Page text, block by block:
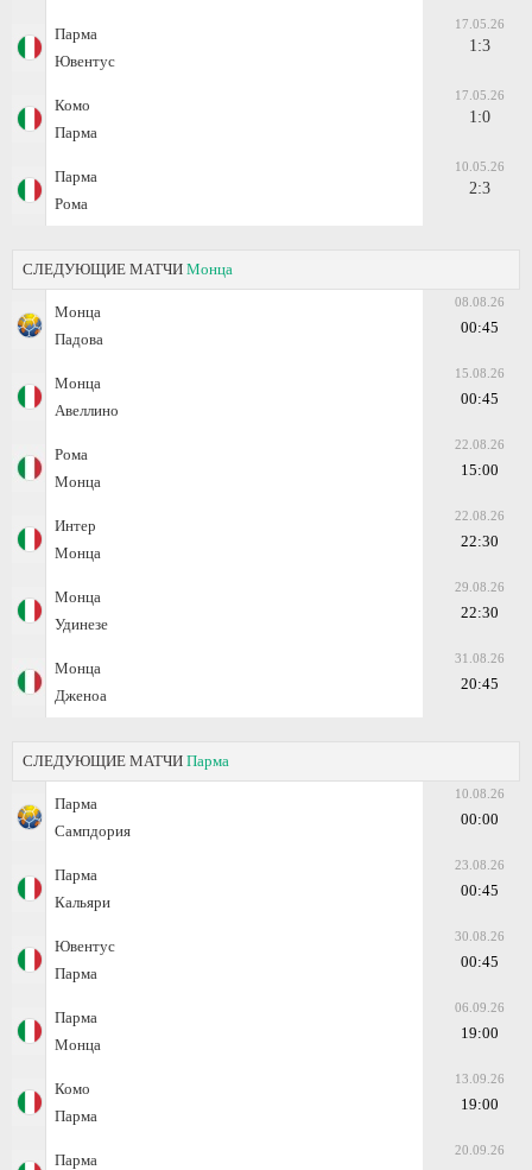
Парма
Ювентус
17.05.26
1:3
Комо
Парма
17.05.26
1:0
Парма
Рома
10.05.26
2:3
СЛЕДУЮЩИЕ МАТЧИ Монца
Монца
Падова
08.08.26
00:45
Монца
Авеллино
15.08.26
00:45
Рома
Монца
22.08.26
15:00
Интер
Монца
22.08.26
22:30
Монца
Удинезе
29.08.26
22:30
Монца
Дженоа
31.08.26
20:45
СЛЕДУЮЩИЕ МАТЧИ Парма
Парма
Сампдория
10.08.26
00:00
Парма
Кальяри
23.08.26
00:45
Ювентус
Парма
30.08.26
00:45
Парма
Монца
06.09.26
19:00
Комо
Парма
13.09.26
19:00
Парма
20.09.26